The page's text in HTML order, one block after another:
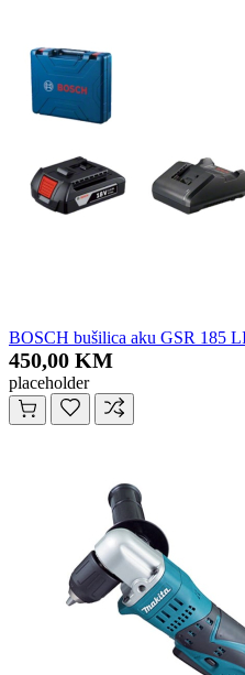
BOSCH bušilica aku GSR 185
450,00 KM
placeholder